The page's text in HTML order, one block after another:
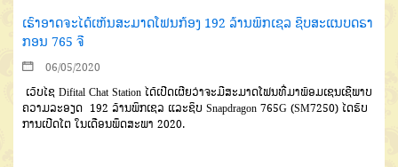
ເຮົາອາດຈະໄດ້ເຫັນສະມາດໂຟນກ້ອງ 192 ລ້ານພິກເຊລ ຊິບສະແນບດຣາ
ກອນ 765 ຈີ
06/05/2020
ເວັບໄຊ Difital Chat Station ໄດ້ເປີດເຜີຍວ່າຈະມີສະມາດໂຟນທີ່ມາພ້ອມເຊນເຊີພາບ
ຄວາມລະອຽດ 192 ລ້ານພິກເຊລ ແລະຊິບ Snapdragon 765G (SM7250) ໄດຮັບ
ການເປີດໂຕ ໃນເດືອນພຶດສະພາ 2020.